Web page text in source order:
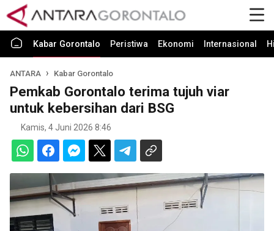
Kabar Gorontalo Peristiwa Ekonomi Internasional
ANTARA Kabar Gorontalo
Pemkab Gorontalo terima tujuh viar
untuk kebersihan dari BSG
Kamis, 4 Juni 2026 8:46